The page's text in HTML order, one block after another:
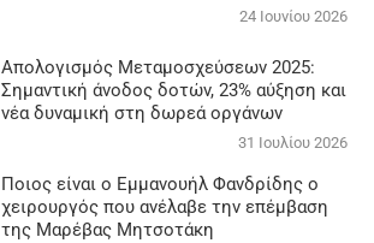
24 Ιουνίου 2026
Απολογισμός Μεταμοσχεύσεων 2025:
Σημαντική άνοδος δοτών, 23% αύξηση και
νέα δυναμική στη δωρεά οργάνων
31 Ιουλίου 2026
Ποιος είναι ο Εμμανουήλ Φανδρίδης ο
χειρουργός που ανέλαβε την επέμβαση
της Μαρέβας Μητσοτάκη